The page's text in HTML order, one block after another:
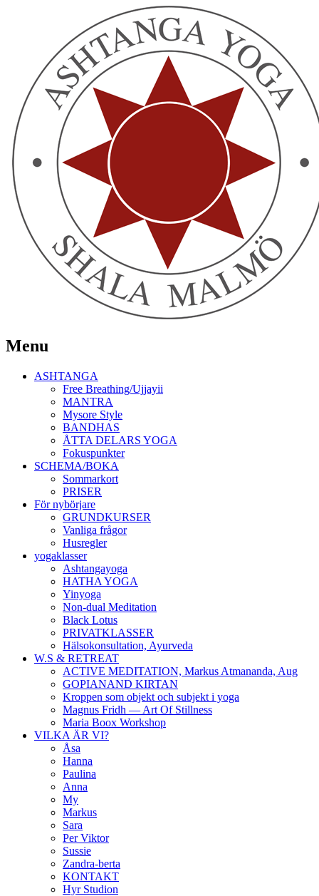
Ashtanga Yoga Shala Malmö
Yoga Malmö
Menu
Skip
ASHTANGA
Free Breathing/Ujjayii
MANTRA
Mysore Style
BANDHAS
ÅTTA DELARS YOGA
Fokuspunkter
SCHEMA/BOKA
Sommarkort
PRISER
För nybörjare
GRUNDKURSER
Vanliga frågor
Husregler
yogaklasser
Ashtangayoga
HATHA YOGA
Yinyoga
Non-dual Meditation
Black Lotus
PRIVATKLASSER
Hälsokonsultation, Ayurveda
W.S & RETREAT
ACTIVE MEDITATION, Markus Atmananda, Aug
GOPIANAND KIRTAN
Kroppen som objekt och subjekt i yoga
Magnus Fridh — Art Of Stillness
Maria Boox Workshop
VILKA ÄR VI?
Åsa
Hanna
Paulina
Anna
My
Markus
Sara
Per Viktor
Sussie
Zandra-berta
KONTAKT
Hyr Studion